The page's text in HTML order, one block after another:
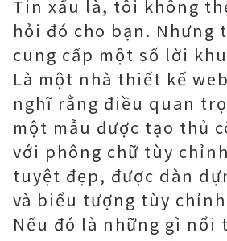
Tin xấu là, tôi không
hỏi đó cho bạn. Nhưng
cung cấp một số lời
Là một nhà thiết kế
nghĩ rằng điều quan
một mẫu được tạo thủ
với phông chữ tùy
tuyệt đẹp, được dàn
và biểu tượng tùy
Nếu đó là những gì nổi